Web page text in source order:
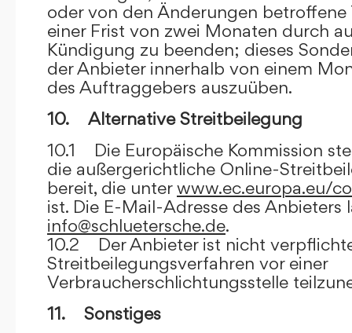
oder von den Änderungen betroffene
einer Frist von zwei Monaten durch
Kündigung zu beenden; dieses
der Anbieter innerhalb von einem
des Auftraggebers auszuüben.
10. Alternative Streitbeilegung
10.1 Die Europäische Kommission
die außergerichtliche Online-
bereit, die unterwww.ec.europa.eu/
ist. Die E-Mail-Adresse des Anbieters
info@schluetersche.de.
10.2 Der Anbieter ist nicht
Streitbeilegungsverfahren vor einer
Verbraucherschlichtungsstelle
11. Sonstiges